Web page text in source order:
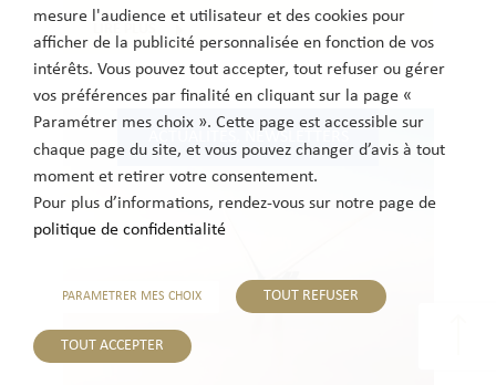
mesure l'audience et utilisateur et des cookies pour
afficher de la publicité personnalisée en fonction de vos
intérêts. Vous pouvez tout accepter, tout refuser ou gérer
vos préférences par finalité en cliquant sur la page «
Paramétrer mes choix ». Cette page est accessible sur
chaque page du site, et vous pouvez changer d’avis à tout
moment et retirer votre consentement.
Pour plus d’informations, rendez-vous sur notre page de
politique de confidentialité
PARAMETRER MES CHOIX TOUT REFUSER
TOUT ACCEPTER